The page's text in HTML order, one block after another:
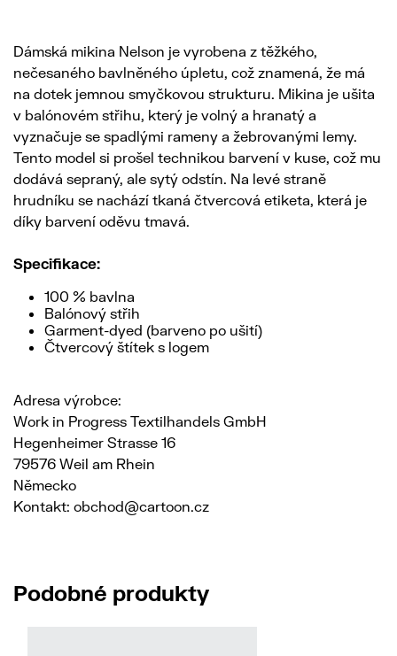
Dámská mikina Nelson je vyrobena z těžkého,
nečesaného bavlněného úpletu, což znamená, že má
na dotek jemnou smyčkovou strukturu. Mikina je ušita
v balónovém střihu, který je volný a hranatý a
vyznačuje se spadlými rameny a žebrovanými lemy.
Tento model si prošel technikou barvení v kuse, což mu
dodává sepraný, ale sytý odstín. Na levé straně
hrudníku se nachází tkaná čtvercová etiketa, která je
díky barvení oděvu tmavá.
Specifikace:
100 % bavlna
Balónový střih
Garment-dyed (barveno po ušití)
Čtvercový štítek s logem
Adresa výrobce:
Work in Progress Textilhandels GmbH
Hegenheimer Strasse 16
79576 Weil am Rhein
Německo
Kontakt: obchod@cartoon.cz
Podobné produkty